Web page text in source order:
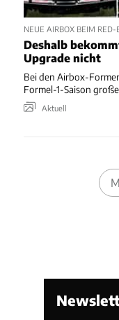
NEUE AIRBOX BEIM
Deshalb
Upgrade nicht
Bei den Airbox-
Formel-1-Saison
Aktuell